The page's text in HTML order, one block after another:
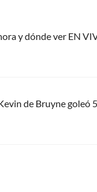
y dónde ver EN
de Bruyne goleó